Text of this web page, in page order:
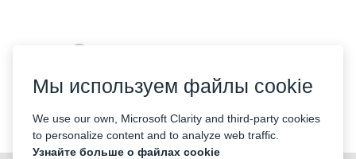
Контакты
Мы используем файлы cookie
We use our own, Microsoft Clarity and third-party cookies
to personalize content and to analyze web traffic.
Узнайте больше о файлах cookie